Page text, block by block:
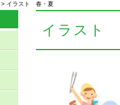
> イラスト 春・夏
イラスト